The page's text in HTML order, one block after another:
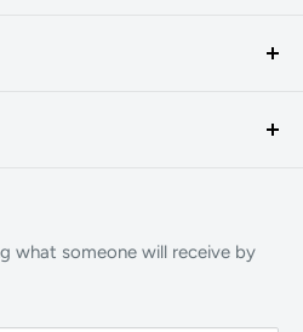
what someone will receive by